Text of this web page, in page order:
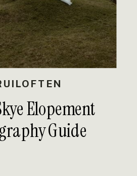
Elopement
Guide